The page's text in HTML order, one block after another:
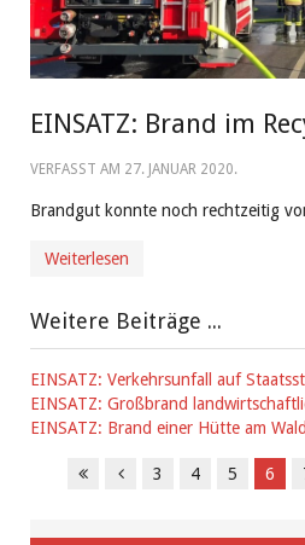
EINSATZ: Brand im
VERFASST AM 27. JANUAR 2020.
Brandgut konnte noch rechtzeitig
Weiterlesen
Weitere Beiträge ...
EINSATZ: Verkehrsunfall auf
EINSATZ: Großbrand
EINSATZ: Brand einer Hütte am
3 4 5 6